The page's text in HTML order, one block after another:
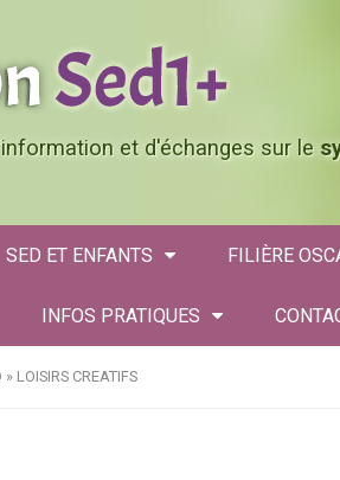
et d'échanges sur le
SED ET ENFANTS FILIÈRE
INFOS PRATIQUES
» LOISIRS CREATIFS